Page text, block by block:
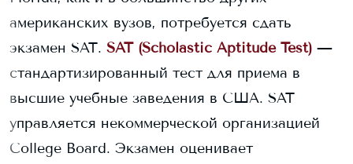
американских вузов, потребуется сдать
экзамен SAT. SAT (Scholastic Aptitude Test) —
стандартизированный тест для приема в
высшие учебные заведения в США. SAT
управляется некоммерческой организацией
College Board. Экзамен оценивает